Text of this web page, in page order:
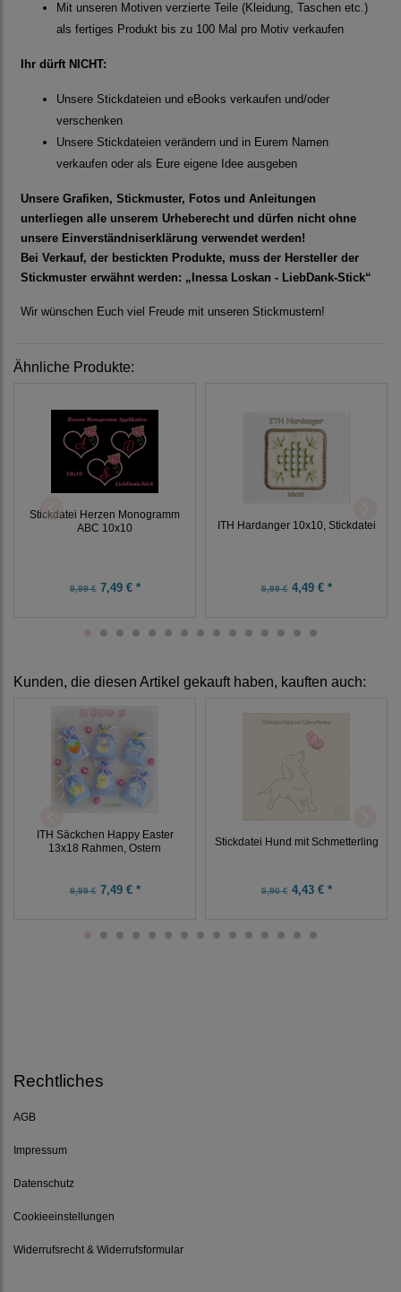
Mit unseren Motiven verzierte Teile (Kleidung, Taschen etc.)
als fertiges Produkt bis zu 100 Mal pro Motiv verkaufen
Ihr dürft NICHT:
Unsere Stickdateien und eBooks verkaufen und/oder
verschenken
Unsere Stickdateien verändern und in Eurem Namen
verkaufen oder als Eure eigene Idee ausgeben
Unsere Grafiken, Stickmuster, Fotos und Anleitungen
unterliegen alle unserem Urheberecht und dürfen nicht ohne
unsere Einverständniserklärung verwendet werden!
Bei Verkauf, der bestickten Produkte, muss der Hersteller der
Stickmuster erwähnt werden: „Inessa Loskan - LiebDank-Stick“
Wir wünschen Euch viel Freude mit unseren Stickmustern!
Ähnliche Produkte:
Stickdatei Herzen Monogramm
ABC 10x10
9,99 €7,49 € *
ITH Hardanger 10x10, Stickdatei
5,99 €4,49 € *
Kunden, die diesen Artikel gekauft haben, kauften auch:
ITH Säckchen Happy Easter
13x18 Rahmen, Ostern
9,99 €7,49 € *
Stickdatei Hund mit Schmetterling
5,90 €4,43 € *
Rechtliches
AGB
Impressum
Datenschutz
Cookieeinstellungen
Widerrufsrecht & Widerrufsformular